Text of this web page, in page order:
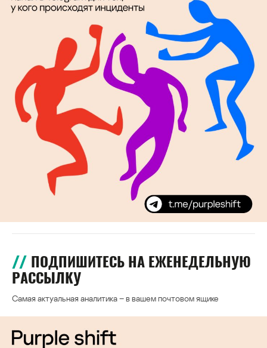
ПОДПИШИТЕСЬ НА ЕЖЕНЕДЕЛЬНУЮ
РАССЫЛКУ
Самая актуальная аналитика – в вашем почтовом ящике